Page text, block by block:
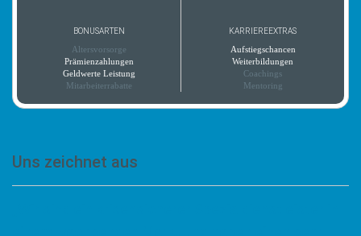
BONUSARTEN
Altersvorsorge
Prämienzahlungen
Geldwerte Leistung
Mitarbeiterrabatte
KARRIEREEXTRAS
Aufstiegschancen
Weiterbildungen
Coachings
Mentoring
Uns zeichnet aus